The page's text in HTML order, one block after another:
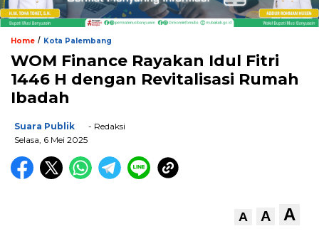
Home / Kota Palembang
WOM Finance Rayakan Idul Fitri
1446 H dengan Revitalisasi Rumah
Ibadah
Suara Publik
- Redaksi
Selasa, 6 Mei 2025
A A A